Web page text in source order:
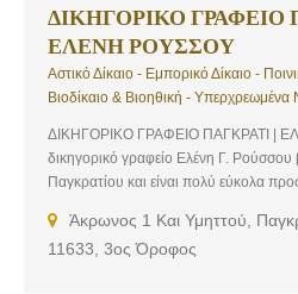
ΔΙΚΗΓΟΡΙΚΟ ΓΡΑΦΕΙΟ
ΕΛΕΝΗ ΡΟΥΣΣΟΥ
Αστικό Δίκαιο - Εμπορικό Δίκαιο -
Βιοδίκαιο & Βιοηθική - Υπερχρεωμένα
ΔΙΚΗΓΟΡΙΚΟ ΓΡΑΦΕΙΟ ΠΑΓΚΡΑΤΙ |
δικηγορικό γραφείο Ελένη Γ. Ρούσσου
Παγκρατίου και είναι πολύ εύκολα
επιστημονική κατάρτιση και τις
στον νόμο Κατσέλη Ν.3869/2010, με
Άκρωνος 1 Και Υμηττού,
11633, 3ος Όροφος